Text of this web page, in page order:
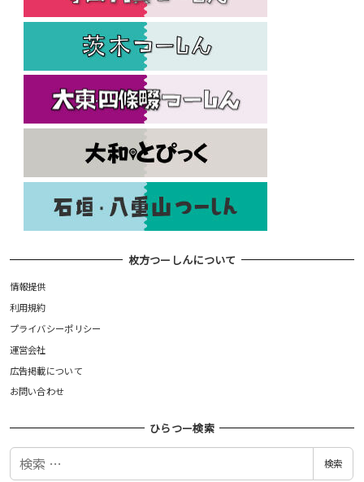
枚方つーしんについて
情報提供
利用規約
プライバシーポリシー
運営会社
広告掲載について
お問い合わせ
ひらつー検索
検
検索